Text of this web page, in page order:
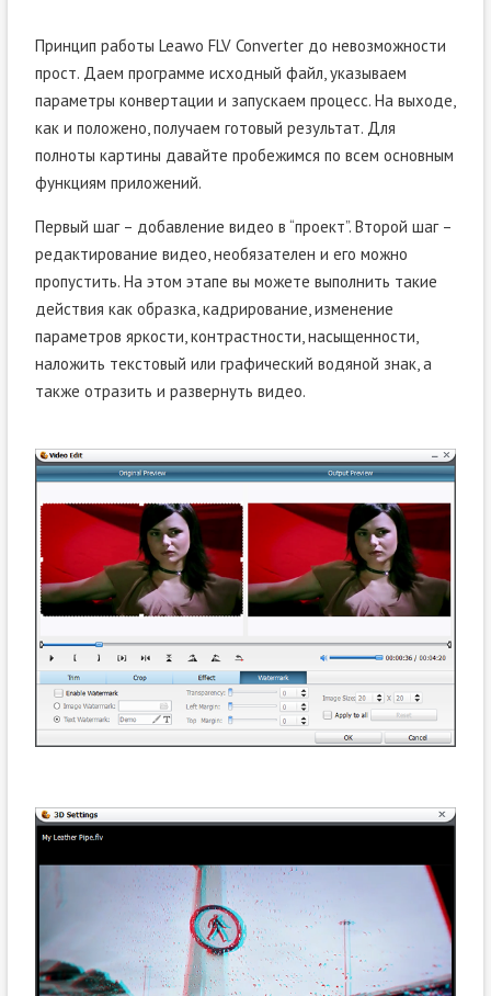
Принцип работы Leawo FLV Converter до невозможности
прост. Даем программе исходный файл, указываем
параметры конвертации и запускаем процесс. На выходе,
как и положено, получаем готовый результат. Для
полноты картины давайте пробежимся по всем основным
функциям приложений.
Первый шаг – добавление видео в “проект”. Второй шаг –
редактирование видео, необязателен и его можно
пропустить. На этом этапе вы можете выполнить такие
действия как образка, кадрирование, изменение
параметров яркости, контрастности, насыщенности,
наложить текстовый или графический водяной знак, а
также отразить и развернуть видео.